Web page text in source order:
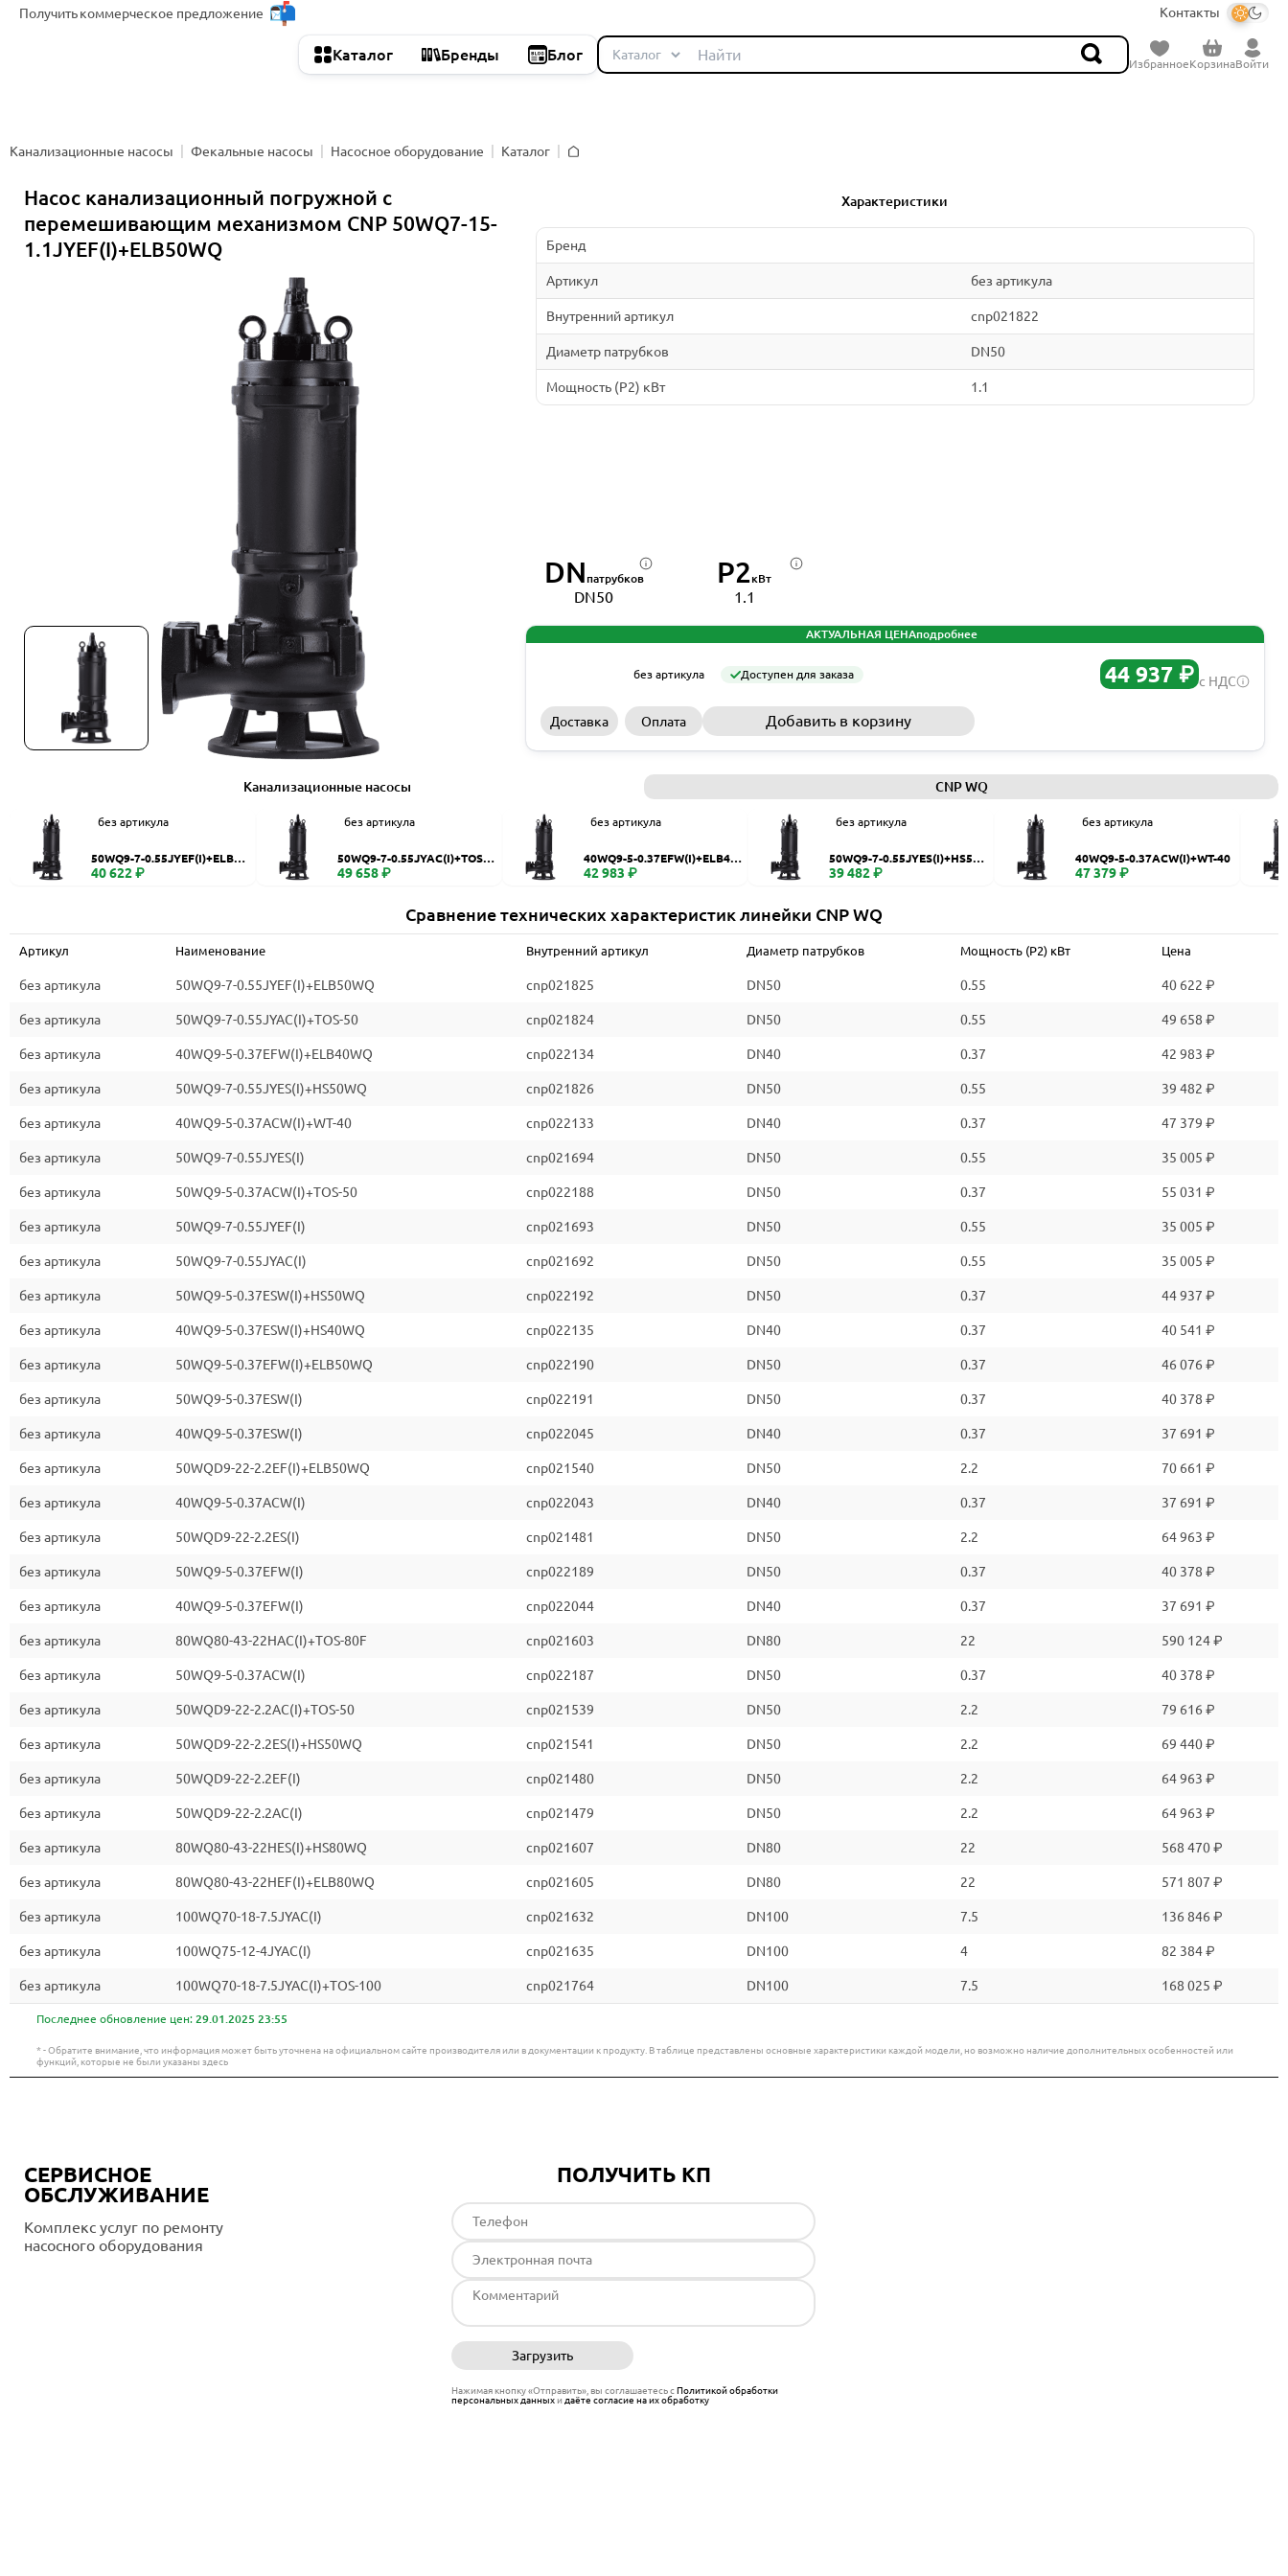
Получитькоммерческое предложение Контакты
Каталог Бренды Блог
ИзбранноеКорзинаВойти
Канализационные насосы Фекальные насосы Насосное оборудование
Каталог
Насос канализационный погружной с
перемешивающим механизмом CNP 50WQ7-15-
1.1JYEF(I)+ELB50WQ
Характеристики
Бренд
Артикул без артикула
Внутренний артикул cnp021822
Диаметр патрубков DN50
Мощность (P2) кВт 1.1
DN патрубков
DN50
P2кВт
1.1
АКТУАЛЬНАЯ ЦЕНАподробнее
без артикула Доступен для заказа 44 937 ₽ с НДС
Доставка Оплата Добавить в корзину
Канализационные насосы CNP WQ
без артикула
50WQ9-7-0.55JYEF(I)+ELB50
WQ
40 622 ₽
без артикула
50WQ9-7-0.55JYAC(I)+TOS-5
0
49 658 ₽
без артикула
40WQ9-5-0.37EFW(I)+ELB40
WQ
42 983 ₽
без артикула
50WQ9-7-0.55JYES(I)+HS50
WQ
39 482 ₽
без артикула
40WQ9-5-0.37ACW(I)+WT-40
47 379 ₽
Сравнение технических характеристик линейки CNP WQ
Артикул Наименование Внутренний артикул Диаметр патрубков Мощность (P2) кВт Цена
без артикула 50WQ9-7-0.55JYEF(I)+ELB50WQ cnp021825 DN50 0.55 40 622 ₽
без артикула 50WQ9-7-0.55JYAC(I)+TOS-50 cnp021824 DN50 0.55 49 658 ₽
без артикула 40WQ9-5-0.37EFW(I)+ELB40WQ cnp022134 DN40 0.37 42 983 ₽
без артикула 50WQ9-7-0.55JYES(I)+HS50WQ cnp021826 DN50 0.55 39 482 ₽
без артикула 40WQ9-5-0.37ACW(I)+WT-40 cnp022133 DN40 0.37 47 379 ₽
без артикула 50WQ9-7-0.55JYES(I) cnp021694 DN50 0.55 35 005 ₽
без артикула 50WQ9-5-0.37ACW(I)+TOS-50 cnp022188 DN50 0.37 55 031 ₽
без артикула 50WQ9-7-0.55JYEF(I) cnp021693 DN50 0.55 35 005 ₽
без артикула 50WQ9-7-0.55JYAC(I) cnp021692 DN50 0.55 35 005 ₽
без артикула 50WQ9-5-0.37ESW(I)+HS50WQ cnp022192 DN50 0.37 44 937 ₽
без артикула 40WQ9-5-0.37ESW(I)+HS40WQ cnp022135 DN40 0.37 40 541 ₽
без артикула 50WQ9-5-0.37EFW(I)+ELB50WQ cnp022190 DN50 0.37 46 076 ₽
без артикула 50WQ9-5-0.37ESW(I) cnp022191 DN50 0.37 40 378 ₽
без артикула 40WQ9-5-0.37ESW(I) cnp022045 DN40 0.37 37 691 ₽
без артикула 50WQD9-22-2.2EF(I)+ELB50WQ cnp021540 DN50 2.2 70 661 ₽
без артикула 40WQ9-5-0.37ACW(I) cnp022043 DN40 0.37 37 691 ₽
без артикула 50WQD9-22-2.2ES(I) cnp021481 DN50 2.2 64 963 ₽
без артикула 50WQ9-5-0.37EFW(I) cnp022189 DN50 0.37 40 378 ₽
без артикула 40WQ9-5-0.37EFW(I) cnp022044 DN40 0.37 37 691 ₽
без артикула 80WQ80-43-22HAC(I)+TOS-80F cnp021603 DN80 22 590 124 ₽
без артикула 50WQ9-5-0.37ACW(I) cnp022187 DN50 0.37 40 378 ₽
без артикула 50WQD9-22-2.2AC(I)+TOS-50 cnp021539 DN50 2.2 79 616 ₽
без артикула 50WQD9-22-2.2ES(I)+HS50WQ cnp021541 DN50 2.2 69 440 ₽
без артикула 50WQD9-22-2.2EF(I) cnp021480 DN50 2.2 64 963 ₽
без артикула 50WQD9-22-2.2AC(I) cnp021479 DN50 2.2 64 963 ₽
без артикула 80WQ80-43-22HES(I)+HS80WQ cnp021607 DN80 22 568 470 ₽
без артикула 80WQ80-43-22HEF(I)+ELB80WQ cnp021605 DN80 22 571 807 ₽
без артикула 100WQ70-18-7.5JYAC(I) cnp021632 DN100 7.5 136 846 ₽
без артикула 100WQ75-12-4JYAC(I) cnp021635 DN100 4 82 384 ₽
без артикула 100WQ70-18-7.5JYAC(I)+TOS-100 cnp021764 DN100 7.5 168 025 ₽
Последнее обновление цен: 29.01.2025 23:55
* - Обратите внимание, что информация может быть уточнена на официальном сайте производителя или в документации к продукту. В таблице представлены основные характеристики каждой модели, но возможно наличие дополнительных особенностей или
функций, которые не были указаны здесь
СЕРВИСНОЕ
ОБСЛУЖИВАНИЕ
Комплекс услуг по ремонту
насосного оборудования
ПОЛУЧИТЬ КП
Загрузить
Нажимая кнопку «Отправить», вы соглашаетесь сПолитикой обработки
персональных данныхи даёте согласие на их обработку